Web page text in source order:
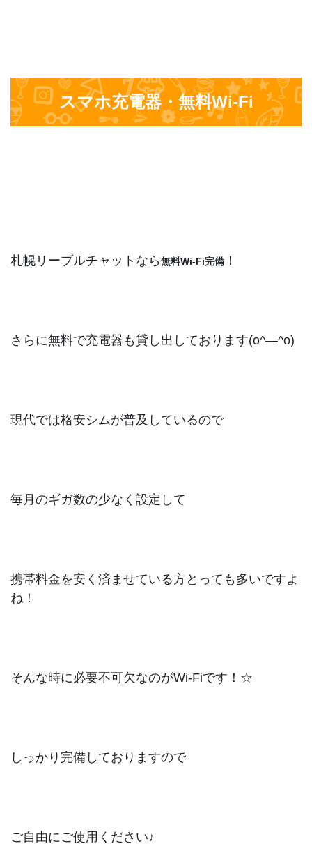
スマホ充電器・無料Wi-Fi
札幌リーブルチャットなら無料Wi-Fi完備 ！
さらに無料で充電器も貸し出しております(o^―^o)
現代では格安シムが普及しているので
毎月のギガ数の少なく設定して
携帯料金を安く済ませている方とっても多いですよ
ね！
そんな時に必要不可欠なのがWi-Fiです！☆
しっかり完備しておりますので
ご自由にご使用ください♪